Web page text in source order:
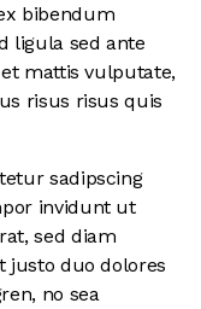
bibendum
ligula sed ante
mattis vulputate,
risus risus quis
sadipscing
invidunt ut
sed diam
justo duo dolores
no sea